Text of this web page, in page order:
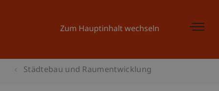
Zum Hauptinhalt wechseln
Städtebau und Raumentwicklung